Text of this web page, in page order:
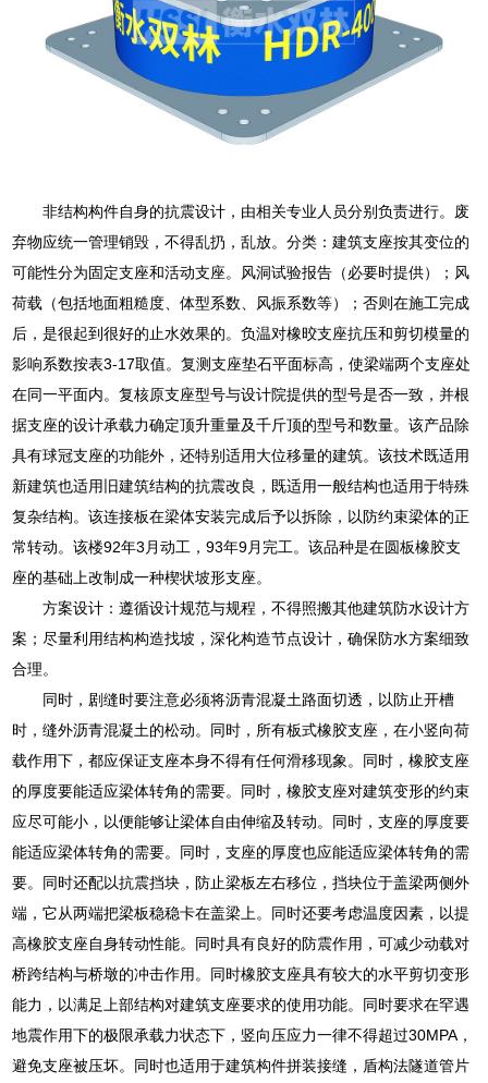
非结构构件自身的抗震设计，由相关专业人员分别负责进行。废
弃物应统一管理销毁，不得乱扔，乱放。分类：建筑支座按其变位的
可能性分为固定支座和活动支座。风洞试验报告（必要时提供）；风
荷载（包括地面粗糙度、体型系数、风振系数等）；否则在施工完成
后，是很起到很好的止水效果的。负温对橡晈支座抗压和剪切模量的
影响系数按表3-17取值。复测支座垫石平面标高，使梁端两个支座处
在同一平面内。复核原支座型号与设计院提供的型号是否一致，并根
据支座的设计承载力确定顶升重量及千斤顶的型号和数量。该产品除
具有球冠支座的功能外，还特别适用大位移量的建筑。该技术既适用
新建筑也适用旧建筑结构的抗震改良，既适用一般结构也适用于特殊
复杂结构。该连接板在梁体安装完成后予以拆除，以防约束梁体的正
常转动。该楼92年3月动工，93年9月完工。该品种是在圆板橡胶支
座的基础上改制成一种楔状坡形支座。
方案设计：遵循设计规范与规程，不得照搬其他建筑防水设计方
案；尽量利用结构构造找坡，深化构造节点设计，确保防水方案细致
合理。
同时，剧缝时要注意必须将沥青混凝土路面切透，以防止开槽
时，缝外沥青混凝土的松动。同时，所有板式橡胶支座，在小竖向荷
载作用下，都应保证支座本身不得有任何滑移现象。同时，橡胶支座
的厚度要能适应梁体转角的需要。同时，橡胶支座对建筑变形的约束
应尽可能小，以便能够让梁体自由伸缩及转动。同时，支座的厚度要
能适应梁体转角的需要。同时，支座的厚度也应能适应梁体转角的需
要。同时还配以抗震挡块，防止梁板左右移位，挡块位于盖梁两侧外
端，它从两端把梁板稳稳卡在盖梁上。同时还要考虑温度因素，以提
高橡胶支座自身转动性能。同时具有良好的防震作用，可减少动载对
桥跨结构与桥墩的冲击作用。同时橡胶支座具有较大的水平剪切变形
能力，以满足上部结构对建筑支座要求的使用功能。同时要求在罕遇
地震作用下的极限承载力状态下，竖向压应力一律不得超过30MPA，
避免支座被压坏。同时也适用于建筑构件拼装接缝，盾构法隧道管片